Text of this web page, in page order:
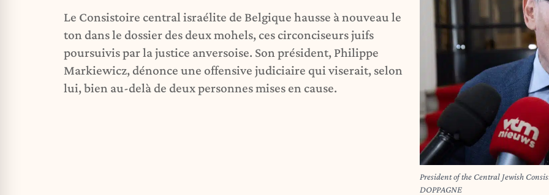
Le Consistoire central israélite de Belgique hausse à nouveau le
ton dans le dossier des deux mohels, ces circonciseurs juifs
poursuivis par la justice anversoise. Son président, Philippe
Markiewicz, dénonce une offensive judiciaire qui viserait, selon
lui, bien au-delà de deux personnes mises en cause.
President of the Central Jewish
DOPPAGNE